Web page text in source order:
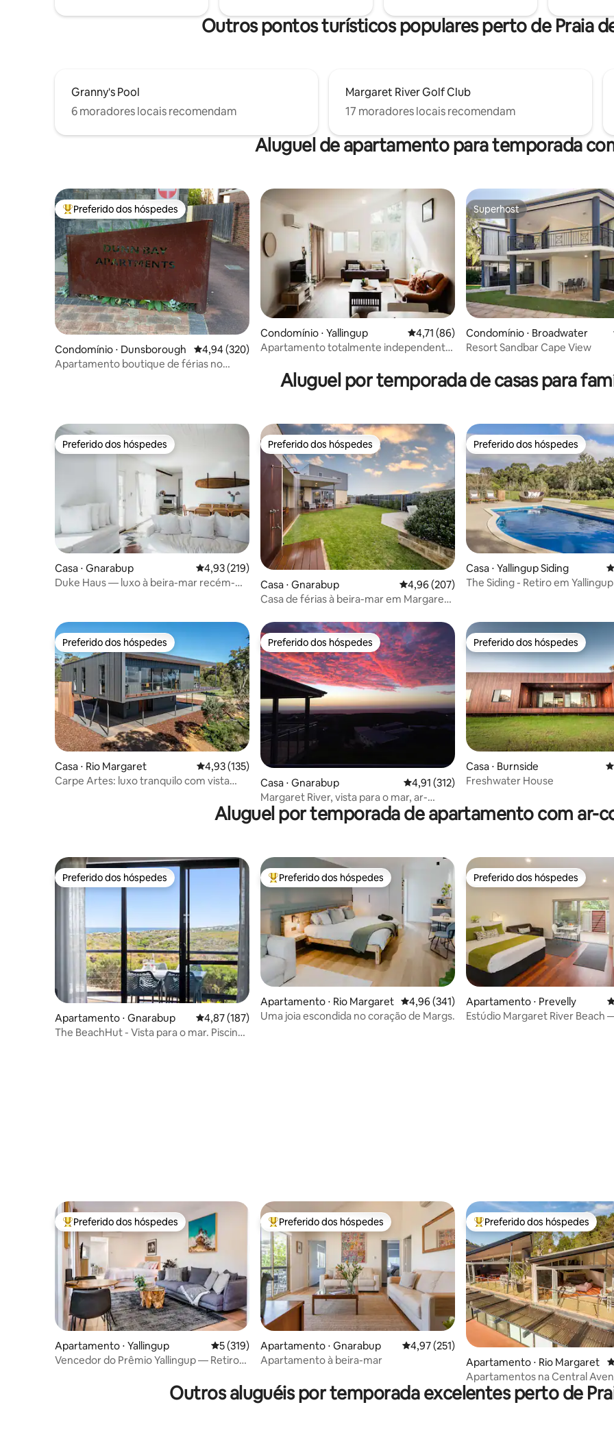
esforçamos para superar suas mais altasOutros pontos turísticos populares perto de Praia
Granny's Pool
6 moradores locais recomendam
Margaret River Golf Club
17 moradores locais recomendam
Aluguel de apartamento para temporada
Entre os melhores preferidos dos hóspedes
Preferido dos hóspedes
Condomínio ⋅ Dunsborough 4,94 de uma avaliação média de 5, 320 avaliações
4,94 (320)
Apartamento boutique de férias no
Condomínio ⋅ Yallingup 4,71 de uma avaliação média de 5, 86
4,71 (86)
Apartamento totalmente independente
Superhost
Superhost
Condomínio ⋅ Broadwater
Resort Sandbar Cape View
Aluguel por temporada de casas para
Preferido dos hóspedes
Preferido dos hóspedes
Casa ⋅ Gnarabup 4,93 de uma avaliação média de 5, 219 avaliações
4,93 (219)
Duke Haus — luxo à beira-mar recém-
Preferido dos hóspedes
Preferido dos hóspedes
Casa ⋅ Gnarabup 4,96 de uma avaliação média de 5, 207
4,96 (207)
Casa de férias à beira-mar em Margaret
Preferido dos hóspedes
Preferido dos hóspedes
Casa ⋅ Yallingup Siding
The Siding - Retiro em Yallingup
Preferido dos hóspedes
Preferido dos hóspedes
Casa ⋅ Rio Margaret 4,93 de uma avaliação média de 5, 135 avaliações
4,93 (135)
Carpe Artes: luxo tranquilo com vista
Preferido dos hóspedes
Preferido dos hóspedes
Casa ⋅ Gnarabup 4,91 de uma avaliação média de 5, 312
4,91 (312)
Margaret River, vista para o mar, ar-
condicionado
Preferido dos hóspedes
Preferido dos hóspedes
Casa ⋅ Burnside
Freshwater House
Aluguel por temporada de apartamento com ar-
Preferido dos hóspedes
Preferido dos hóspedes
Apartamento ⋅ Gnarabup 4,87 de uma avaliação média de 5, 187 avaliações
4,87 (187)
The BeachHut - Vista para o mar. Piscina.
Entre os melhores preferidos dos hóspedes
Preferido dos hóspedes
Apartamento ⋅ Rio Margaret 4,96 de uma avaliação média de 5, 341
4,96 (341)
Uma joia escondida no coração de Margs.
Preferido dos hóspedes
Preferido dos hóspedes
Apartamento ⋅ Prevelly
Estúdio Margaret River Beach
Entre os melhores preferidos dos hóspedes
Preferido dos hóspedes
Apartamento ⋅ Yallingup 5 de uma avaliação média de 5, 319 avaliações
5 (319)
Vencedor do Prêmio Yallingup — Retiro
Entre os melhores preferidos dos hóspedes
Preferido dos hóspedes
Apartamento ⋅ Gnarabup 4,97 de uma avaliação média de 5, 251
4,97 (251)
Apartamento à beira-mar
Entre os melhores preferidos
Preferido dos hóspedes
Apartamento ⋅ Rio Margaret
Apartamentos na Central
Outros aluguéis por temporada excelentes perto de